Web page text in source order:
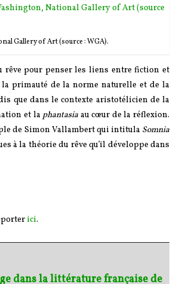
Gallery of Art (source : WGA).
rêve pour penser les liens entre fiction et
primauté de la norme naturelle et de la
que dans le contexte aristotélicien de la
et la phantasia au cœur de la réflexion.
de Simon Vallambert qui intitula Somnia
à la théorie du rêve qu’il développe dans
ici.
dans la littérature française de